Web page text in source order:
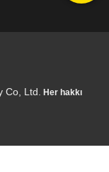
Co, Ltd. Her hakkı